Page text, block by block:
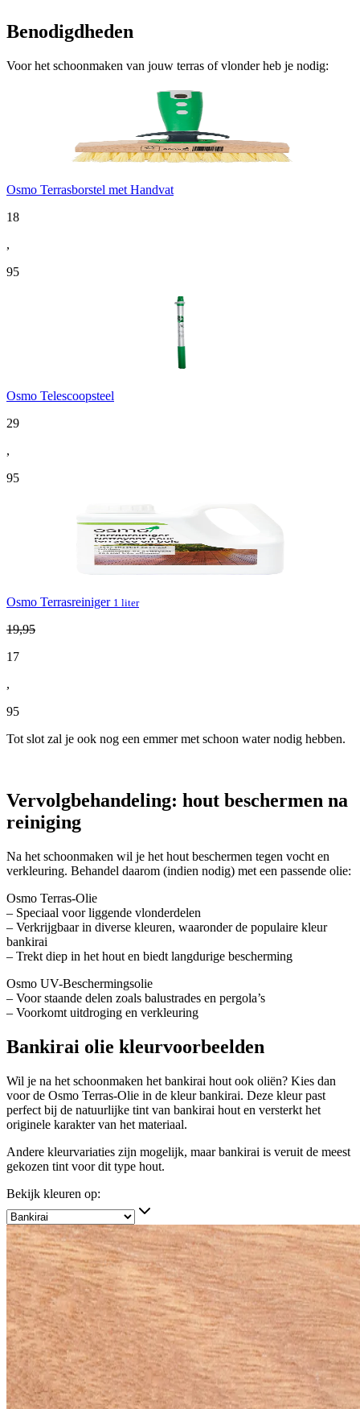
Benodigdheden
Voor het schoonmaken van jouw terras of vlonder heb je nodig:
Osmo Terrasborstel met Handvat
18
,
95
Osmo Telescoopsteel
29
,
95
Osmo Terrasreiniger 1 liter
19,95
17
,
95
Tot slot zal je ook nog een emmer met schoon water nodig hebben.
Vervolgbehandeling: hout beschermen na
reiniging
Na het schoonmaken wil je het hout beschermen tegen vocht en
verkleuring. Behandel daarom (indien nodig) met een passende olie:
Osmo Terras-Olie
– Speciaal voor liggende vlonderdelen
– Verkrijgbaar in diverse kleuren, waaronder de populaire kleur
bankirai
– Trekt diep in het hout en biedt langdurige bescherming
Osmo UV-Beschermingsolie
– Voor staande delen zoals balustrades en pergola’s
– Voorkomt uitdroging en verkleuring
Bankirai olie kleurvoorbeelden
Wil je na het schoonmaken het bankirai hout ook oliën? Kies dan
voor de Osmo Terras-Olie in de kleur bankirai. Deze kleur past
perfect bij de natuurlijke tint van bankirai hout en versterkt het
originele karakter van het materiaal.
Andere kleurvariaties zijn mogelijk, maar bankirai is veruit de meest
gekozen tint voor dit type hout.
Bekijk kleuren op: